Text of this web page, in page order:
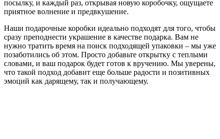
посылку, и каждый раз, открывая новую коробочку, ощущаете
приятное волнение и предвкушение.
Наши подарочные коробки идеально подходят для того, чтобы
сразу преподнести украшение в качестве подарка. Вам не
нужно тратить время на поиск подходящей упаковки – мы уже
позаботились об этом. Просто добавьте открытку с теплыми
словами, и ваш подарок будет готов к вручению. Мы уверены,
что такой подход добавит еще больше радости и позитивных
эмоций как дарящему, так и получающему.